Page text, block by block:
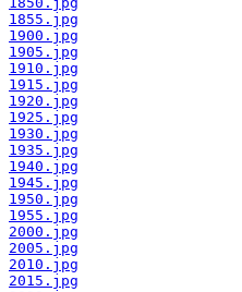
1855.jpg
1900.jpg
1905.jpg
1910.jpg
1915.jpg
1920.jpg
1925.jpg
1930.jpg
1935.jpg
1940.jpg
1945.jpg
1950.jpg
1955.jpg
2000.jpg
2005.jpg
2010.jpg
2015.jpg